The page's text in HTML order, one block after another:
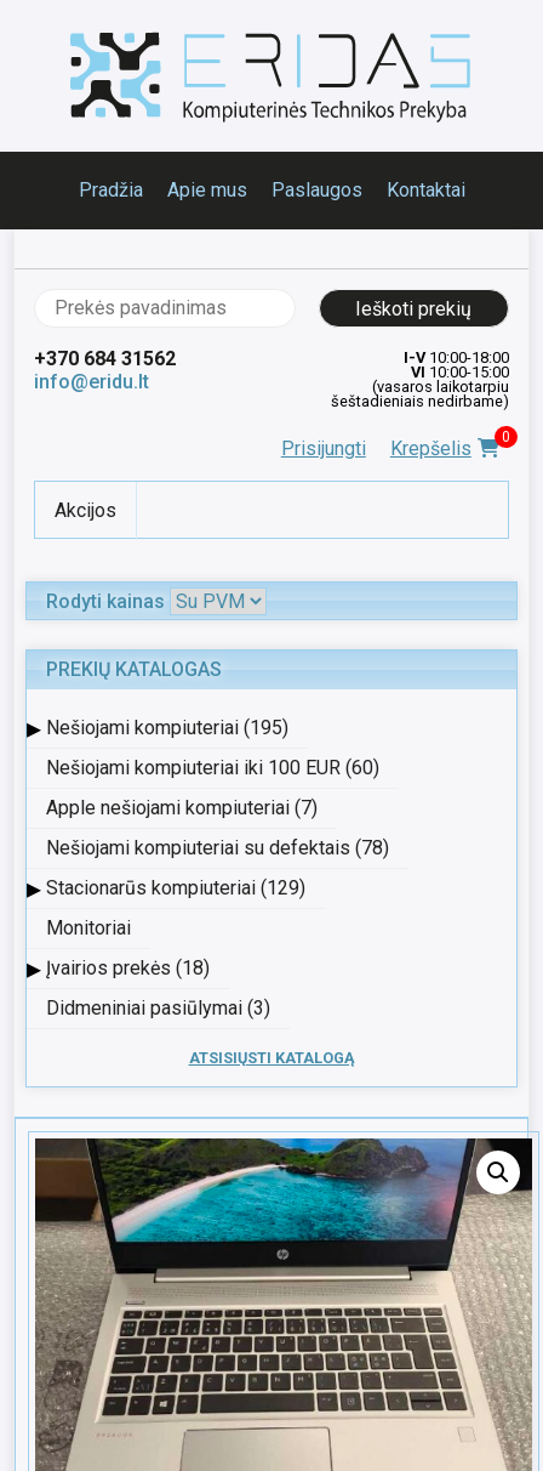
Pradžia Apie mus Paslaugos Kontaktai
Ieškoti:
+370 684 31562
info@eridu.lt
I-V10:00-18:00
VI 10:00-15:00
(vasaros laikotarpiu
šeštadieniais nedirbame)
Prisijungti Krepšelis 0
Akcijos
Rodyti kainas
PREKIŲ KATALOGAS
▸ Nešiojami kompiuteriai (195)
Nešiojami kompiuteriai iki 100 EUR (60)
Apple nešiojami kompiuteriai (7)
Nešiojami kompiuteriai su defektais (78)
▸ Stacionarūs kompiuteriai (129)
Monitoriai
▸ Įvairios prekės (18)
Didmeniniai pasiūlymai (3)
ATSISIŲSTI KATALOGĄ